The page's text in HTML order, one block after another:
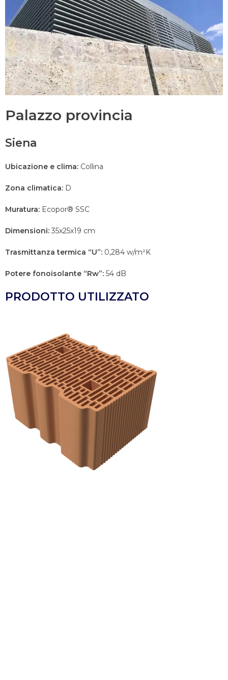
Palazzo provincia
Siena
Ubicazione e clima: Collina
Zona climatica: D
Muratura: Ecopor® SSC
Dimensioni: 35x25x19 cm
Trasmittanza termica “U”: 0,284 w/m²K
Potere fonoisolante “Rw”: 54 dB
PRODOTTO UTILIZZATO